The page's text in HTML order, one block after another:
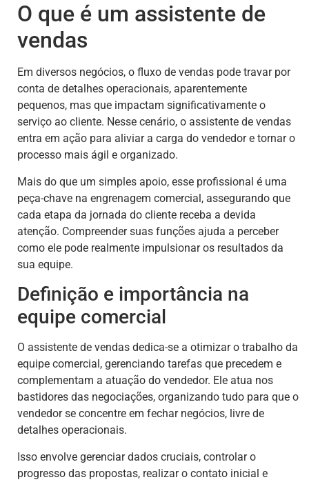
O que é um assistente de
vendas
Em diversos negócios, o fluxo de vendas pode travar por
conta de detalhes operacionais, aparentemente
pequenos, mas que impactam significativamente o
serviço ao cliente. Nesse cenário, o assistente de vendas
entra em ação para aliviar a carga do vendedor e tornar o
processo mais ágil e organizado.
Mais do que um simples apoio, esse profissional é uma
peça-chave na engrenagem comercial, assegurando que
cada etapa da jornada do cliente receba a devida
atenção. Compreender suas funções ajuda a perceber
como ele pode realmente impulsionar os resultados da
sua equipe.
Definição e importância na
equipe comercial
O assistente de vendas dedica-se a otimizar o trabalho da
equipe comercial, gerenciando tarefas que precedem e
complementam a atuação do vendedor. Ele atua nos
bastidores das negociações, organizando tudo para que o
vendedor se concentre em fechar negócios, livre de
detalhes operacionais.
Isso envolve gerenciar dados cruciais, controlar o
progresso das propostas, realizar o contato inicial e